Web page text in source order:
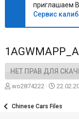
приглашаем
Сервис
НЕТ ПРАВ ДЛЯ
А
т
wo2874222
Д
Chinese Cars Files